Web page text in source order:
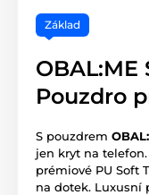
Základ
OBAL:ME
Pouzdro
S pouzdrem
jen kryt na
prémiové PU Soft
na dotek. Luxusní